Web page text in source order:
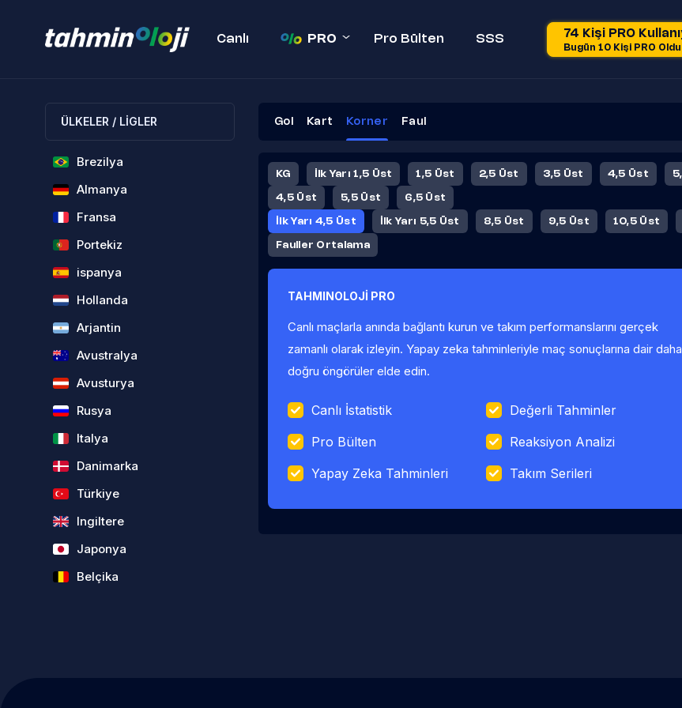
Canlı PRO Pro Bülten SSS 74 Kişi PRO
Bugün 10 Kişi PRO Oldu
ÜLKELER / LİGLER
Brezilya
Almanya
Fransa
Portekiz
ispanya
Hollanda
Arjantin
Avustralya
Avusturya
Rusya
Italya
Danimarka
Türkiye
Ingiltere
Japonya
Belçika
Gol Kart Korner Faul
KG İlk Yarı 1,5 Üst 1,5 Üst 2,5 Üst 3,5 Üst 4,5 Üst
4,5 Üst 5,5 Üst 6,5 Üst
İlk Yarı 4,5 Üst İlk Yarı 5,5 Üst 8,5 Üst 9,5 Üst 10,5 Üst
Fauller Ortalama
TAHMINOLOJİ PRO
Canlı maçlarla anında bağlantı kurun ve takım performanslarını gerçek
zamanlı olarak izleyin. Yapay zeka tahminleriyle maç sonuçlarına dair daha
doğru öngörüler elde edin.
Canlı İstatistik
Değerli Tahminler
Pro Bülten
Reaksiyon Analizi
Yapay Zeka Tahminleri
Takım Serileri